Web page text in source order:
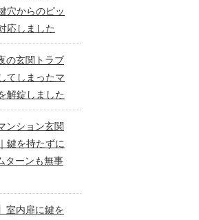
穴からのピッ
応しました
の玄関トラブ
てしまったマ
解錠しました
ンション玄関
鍵を持たずに
ターンも無事
室内扉に鍵を